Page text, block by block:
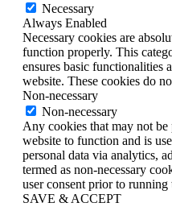
Necessary
Always Enabled
Necessary cookies are
function properly. This
ensures basic functionalities
website. These cookies do
Non-necessary
Non-necessary
Any cookies that may not
website to function and is
personal data via analytics,
termed as non-necessary
user consent prior to
SAVE & ACCEPT